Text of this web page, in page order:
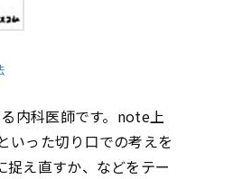
内科医師です。note上
いった切り口での考えを
え直すか、などをテー